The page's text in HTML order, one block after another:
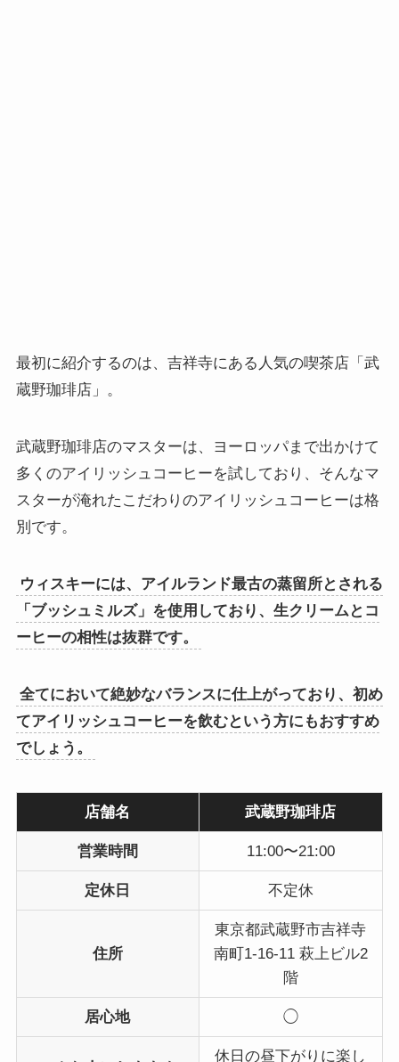
最初に紹介するのは、吉祥寺にある人気の喫茶店「武
蔵野珈琲店」。
武蔵野珈琲店のマスターは、ヨーロッパまで出かけて
多くのアイリッシュコーヒーを試しており、そんなマ
スターが淹れたこだわりのアイリッシュコーヒーは格
別です。
ウィスキーには、アイルランド最古の蒸留所とされる
「ブッシュミルズ」を使用しており、生クリームとコ
ーヒーの相性は抜群です。
全てにおいて絶妙なバランスに仕上がっており、初め
てアイリッシュコーヒーを飲むという方にもおすすめ
でしょう。
店舗名 武蔵野珈琲店
営業時間 11:00〜21:00
定休日 不定休
住所
東京都武蔵野市吉祥寺
南町1-16-11 萩上ビル2
階
居心地 ◯
休日の昼下がりに楽し